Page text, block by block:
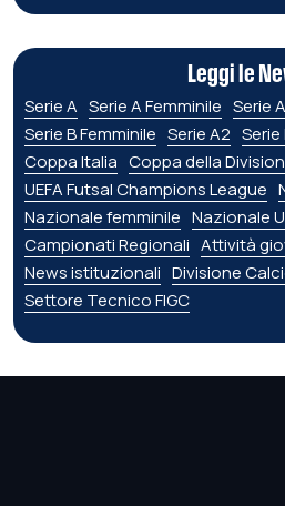
Leggi le
Serie A Serie A Femminile Serie
Serie B Femminile Serie A2 Serie
Coppa Italia Coppa della
UEFA Futsal Champions League
Nazionale femminile Nazionale
Campionati Regionali Attività
News istituzionali Divisione
Settore Tecnico FIGC